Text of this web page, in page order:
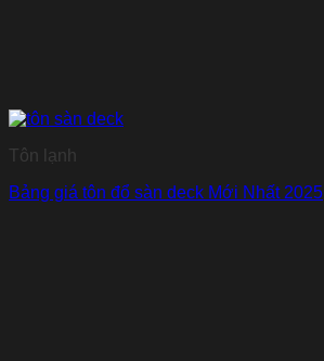
Tôn lạnh
Bảng giá tôn đổ sàn deck Mới Nhất 2025